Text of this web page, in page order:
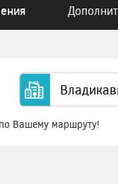
Вашему маршруту!